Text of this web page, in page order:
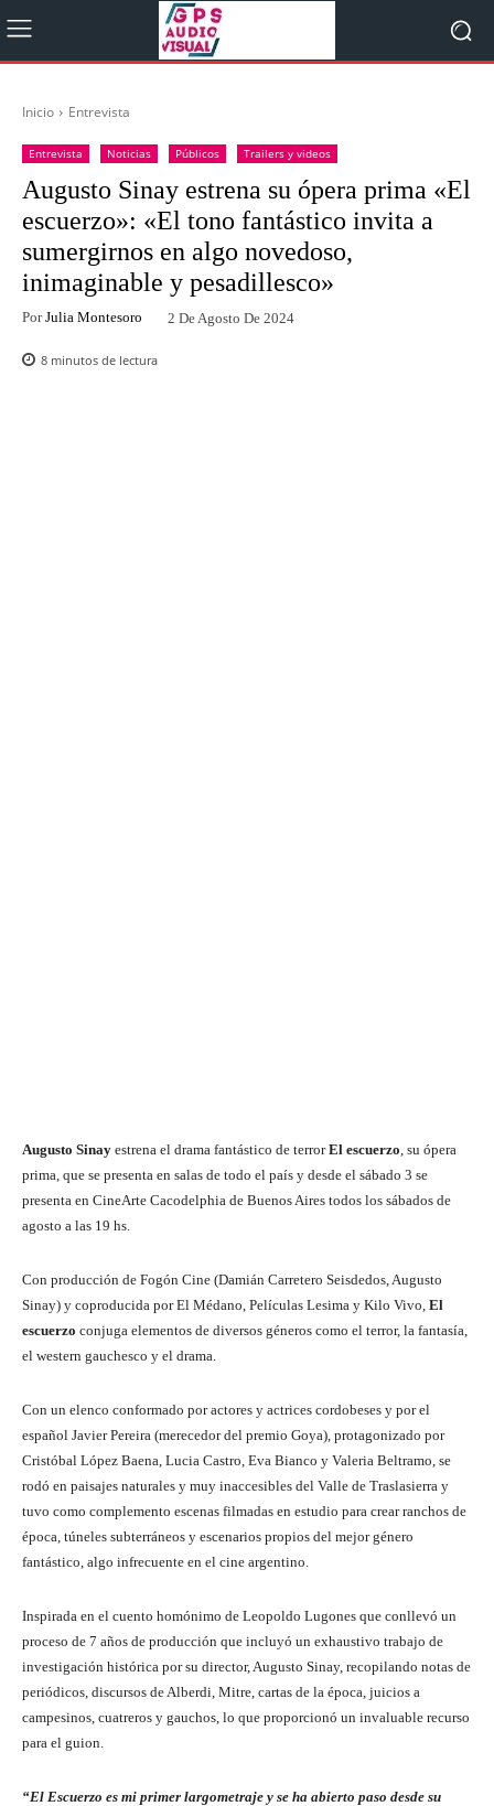
Inicio Entrevista
Entrevista Noticias Públicos Trailers y videos
Augusto Sinay estrena su ópera prima «El
escuerzo»: «El tono fantástico invita a
sumergirnos en algo novedoso,
inimaginable y pesadillesco»
Por Julia Montesoro 2 De Agosto De 2024
8 minutos de lectura
Augusto Sinay estrena el drama fantástico de terror​​El escuerzo , su ópera
prima, que se presenta en salas de todo el país y desde el sábado 3 se
presenta en CineArte Cacodelphia de Buenos Aires todos los sábados de
agosto a las 19 hs.
Con producción de Fogón Cine (Damián Carretero Seisdedos, Augusto
Sinay) y coproducida por El Médano, Películas Lesima y Kilo Vivo, El
escuerzo conjuga elementos de diversos géneros como el terror, la fantasía,
el western gauchesco y el drama.
Con un elenco conformado por actores y actrices cordobeses y por el
español Javier Pereira (merecedor del premio Goya), protagonizado por
Cristóbal López Baena, Lucia Castro, Eva Bianco y Valeria Beltramo, se
rodó en paisajes naturales y muy inaccesibles del Valle de Traslasierra y
tuvo como complemento escenas filmadas en estudio para crear ranchos de
época, túneles subterráneos y escenarios propios del mejor género
fantástico, algo infrecuente en el cine argentino.
Inspirada en el cuento homónimo de Leopoldo Lugones que conllevó un
proceso de 7 años de producción que incluyó un exhaustivo trabajo de
investigación histórica por su director, Augusto Sinay, recopilando notas de
periódicos, discursos de Alberdi, Mitre, cartas de la época, juicios a
campesinos, cuatreros y gauchos, lo que proporcionó un invaluable recurso
para el guion.
“El Escuerzo es mi primer largometraje y se ha abierto paso desde su